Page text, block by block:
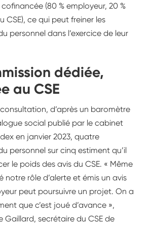
(80 % employeur, 20 %
CSE), ce qui peut freiner les
personnel dans l’exercice de leur
dédiée,
au CSE
d’après un baromètre
social publié par le cabinet
en janvier 2023, quatre
personnel sur cinq estiment qu’il
le poids des avis du CSE. « Même
notre rôle d’alerte et émis un avis
peut poursuivre un projet. On a
que c’est joué d’avance »,
Gaillard, secrétaire du CSE de